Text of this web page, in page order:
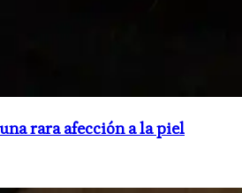
rara afección a la piel